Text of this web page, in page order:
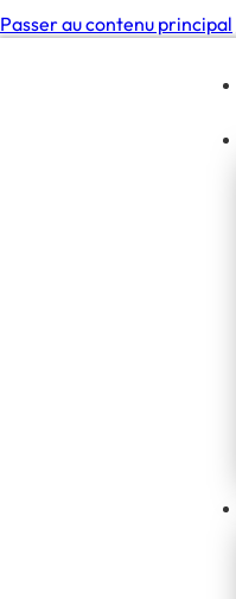
Passer au contenu principal